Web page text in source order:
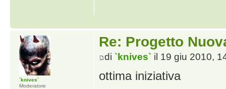
Re: Progetto
di `knives`il 19 giu 2010,
ottima iniziativa
`knives`
Moderatore